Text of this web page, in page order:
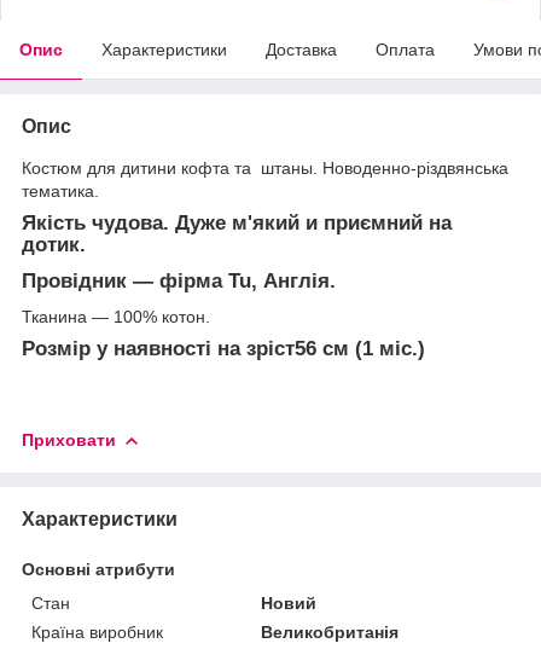
Опис Характеристики Доставка Оплата Умови
Опис
Костюм для дитини кофта та штаны.
Новоденно-різдвянська
тематика.
Якість чудова. Дуже м'який и приємний на
дотик.
Провідник — фірма Tu, Англія.
Тканина — 100% котон.
Розмір у наявності на зріст56 см (1 міс.)
Приховати
Характеристики
Основні атрибути
Стан
Новий
Країна виробник
Великобританія